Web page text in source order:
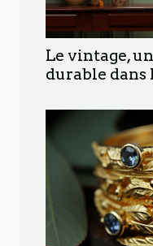
Le vintage,
durable dans